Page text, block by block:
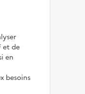
et de
en
besoins